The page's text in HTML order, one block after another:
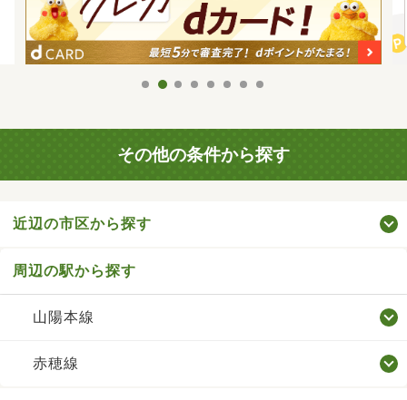
その他の条件から探す
近辺の市区から探す
周辺の駅から探す
山陽本線
赤穂線